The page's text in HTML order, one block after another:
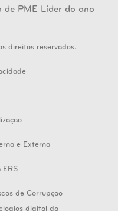
direitos reservados.
e Externa
ERS
de Corrupção